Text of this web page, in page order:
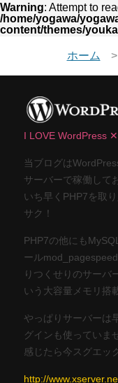
Warning: Attempt to
/home/yogawa/
content/themes/
ホーム
I LOVE WordPress
当ブログは
サーバーで稼働して
いち早くPHP7を取
サク！
PHP7の他にも
ール
りつくせりのサーバ
いう大容量メモリ搭
やっぱりサーバーは
グインも使っていま
感じたら今スグエッ
http://